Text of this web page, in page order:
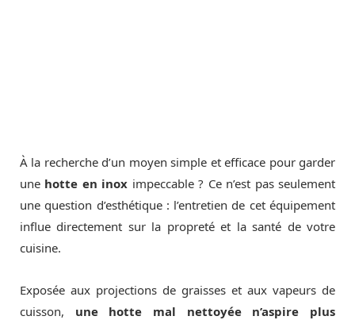
À la recherche d’un moyen simple et efficace pour garder
une hotte en inox impeccable ? Ce n’est pas seulement
une question d’esthétique : l’entretien de cet équipement
influe directement sur la propreté et la santé de votre
cuisine.
Exposée aux projections de graisses et aux vapeurs de
cuisson, une hotte mal nettoyée n’aspire plus